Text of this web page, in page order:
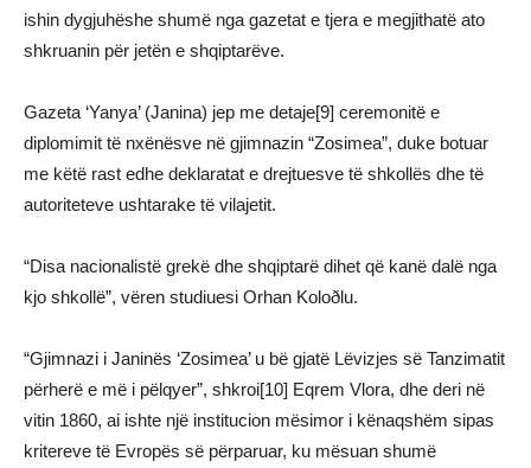
ishin dygjuhëshe shumë nga gazetat e tjera e megjithatë ato
shkruanin për jetën e shqiptarëve.
Gazeta ‘Yanya’ (Janina) jep me detaje[9] ceremonitë e
diplomimit të nxënësve në gjimnazin “Zosimea”, duke botuar
me këtë rast edhe deklaratat e drejtuesve të shkollës dhe të
autoriteteve ushtarake të vilajetit.
“Disa nacionalistë grekë dhe shqiptarë dihet që kanë dalë nga
kjo shkollë”, vëren studiuesi Orhan Koloðlu.
“Gjimnazi i Janinës ‘Zosimea’ u bë gjatë Lëvizjes së Tanzimatit
përherë e më i pëlqyer”, shkroi[10] Eqrem Vlora, dhe deri në
vitin 1860, ai ishte një institucion mësimor i kënaqshëm sipas
kritereve të Evropës së përparuar, ku mësuan shumë